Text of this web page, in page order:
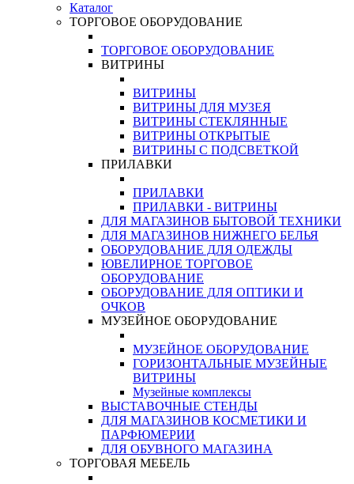
Каталог
ТОРГОВОЕ ОБОРУДОВАНИЕ
ТОРГОВОЕ ОБОРУДОВАНИЕ
ВИТРИНЫ
ВИТРИНЫ
ВИТРИНЫ ДЛЯ МУЗЕЯ
ВИТРИНЫ СТЕКЛЯННЫЕ
ВИТРИНЫ ОТКРЫТЫЕ
ВИТРИНЫ С ПОДСВЕТКОЙ
ПРИЛАВКИ
ПРИЛАВКИ
ПРИЛАВКИ - ВИТРИНЫ
ДЛЯ МАГАЗИНОВ БЫТОВОЙ ТЕХНИКИ
ДЛЯ МАГАЗИНОВ НИЖНЕГО БЕЛЬЯ
ОБОРУДОВАНИЕ ДЛЯ ОДЕЖДЫ
ЮВЕЛИРНОЕ ТОРГОВОЕ
ОБОРУДОВАНИЕ
ОБОРУДОВАНИЕ ДЛЯ ОПТИКИ И
ОЧКОВ
МУЗЕЙНОЕ ОБОРУДОВАНИЕ
МУЗЕЙНОЕ ОБОРУДОВАНИЕ
ГОРИЗОНТАЛЬНЫЕ МУЗЕЙНЫЕ
ВИТРИНЫ
Музейные комплексы
ВЫСТАВОЧНЫЕ СТЕНДЫ
ДЛЯ МАГАЗИНОВ КОСМЕТИКИ И
ПАРФЮМЕРИИ
ДЛЯ ОБУВНОГО МАГАЗИНА
ТОРГОВАЯ МЕБЕЛЬ